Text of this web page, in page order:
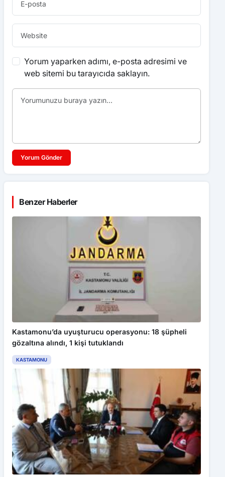
Yorum yaparken adımı, e-posta adresimi ve
web sitemi bu tarayıcıda saklayın.
Yorum Gönder
Benzer Haberler
Kastamonu’da uyuşturucu operasyonu: 18 şüpheli
gözaltına alındı, 1 kişi tutuklandı
KASTAMONU